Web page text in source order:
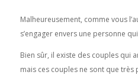
Malheureusement, comme vous
s’engager envers une personne
Bien sûr, il existe des couples qui
mais ces couples ne sont que très